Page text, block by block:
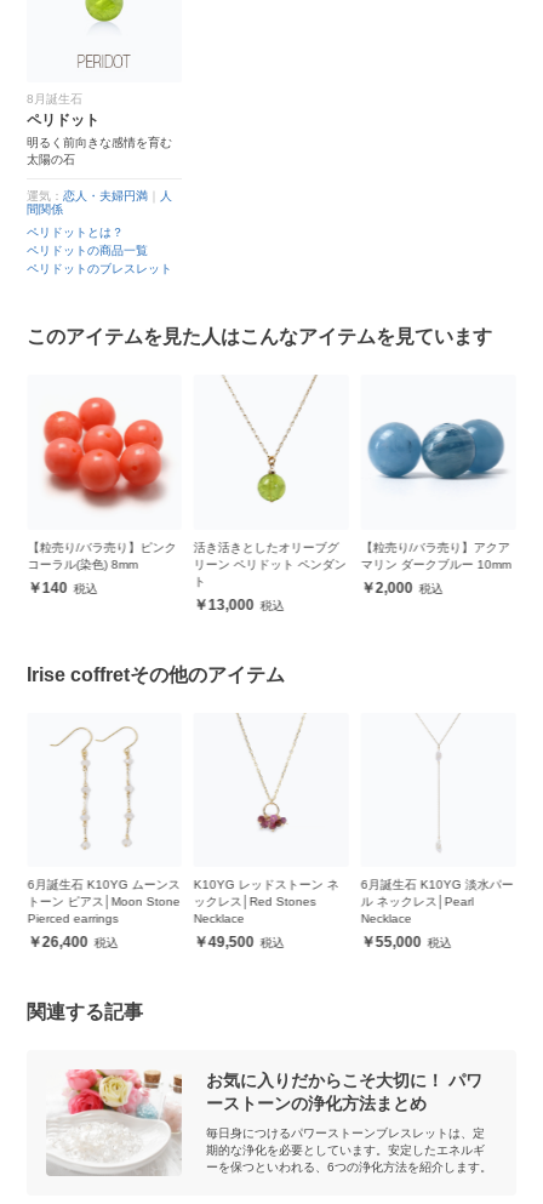
8月誕生石
ペリドット
明るく前向きな感情を育む
太陽の石
運気：恋人・夫婦円満
人
間関係
ペリドットとは？
ペリドットの商品一覧
ペリドットのブレスレット
このアイテムを見た人はこんなアイテムを見ています
活き活きとしたオリーブグ
リーン ペリドット ペンダン
ト
【粒売り/バラ売り】アクア
マリン ダークブルー 10mm
サードオニキス編みリング
1,800
Irise coffretその他のアイテム
K10YG レッドストーン ネ
ックレス│Red Stones
Necklace
49,500
6月誕生石 K10YG 淡水パー
ル ネックレス│Pearl
Necklace
55,000
6月誕生石 K10YG 淡水パー
ル ネックレス│Pearl
Necklace
51,700
関連する記事
お気に入りだからこそ大切に！ パワ
ーストーンの浄化方法まとめ
毎日身につけるパワーストーンブレスレットは、定
期的な浄化を必要としています。安定したエネルギ
ーを保つといわれる、6つの浄化方法を紹介します。